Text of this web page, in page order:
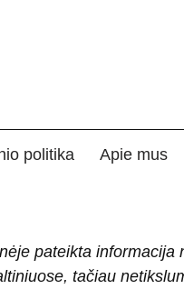
politika Apie mus
pateikta
tačiau